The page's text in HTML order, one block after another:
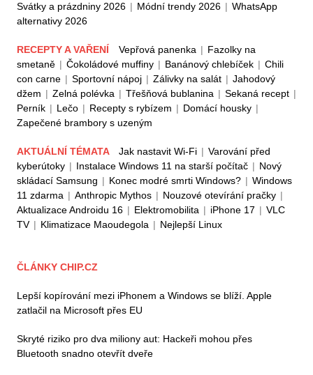
Svátky a prázdniny 2026 | Módní trendy 2026 | WhatsApp
alternativy 2026
RECEPTY A VAŘENÍ Vepřová panenka | Fazolky na
smetaně | Čokoládové muffiny | Banánový chlebíček | Chili
con carne | Sportovní nápoj | Zálivky na salát | Jahodový
džem | Zelná polévka | Třešňová bublanina | Sekaná recept |
Perník | Lečo | Recepty s rybízem | Domácí housky |
Zapečené brambory s uzeným
AKTUÁLNÍ TÉMATA Jak nastavit Wi-Fi | Varování před
kyberútoky | Instalace Windows 11 na starší počítač | Nový
skládací Samsung | Konec modré smrti Windows? | Windows
11 zdarma | Anthropic Mythos | Nouzové otevírání pračky |
Aktualizace Androidu 16 | Elektromobilita | iPhone 17 | VLC
TV | Klimatizace Maoudegola | Nejlepší Linux
ČLÁNKY CHIP.CZ
Lepší kopírování mezi iPhonem a Windows se blíží. Apple
zatlačil na Microsoft přes EU
Skryté riziko pro dva miliony aut: Hackeři mohou přes
Bluetooth snadno otevřít dveře